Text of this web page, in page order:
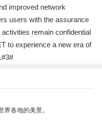
improved network
users with the assurance
remain confidential
to experience a new era of
各地的美景。